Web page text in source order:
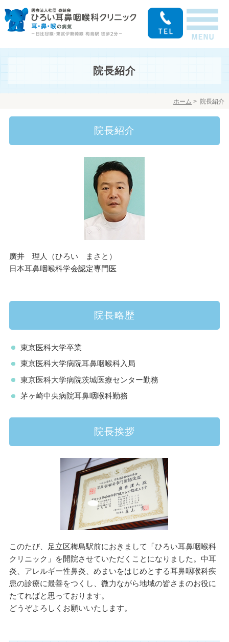
院長紹介
ホーム > 院長紹介
院長紹介
廣井 理人（ひろい まさと）
日本耳鼻咽喉科学会認定専門医
院長略歴
東京医科大学卒業
東京医科大学病院耳鼻咽喉科入局
東京医科大学病院茨城医療センター勤務
茅ヶ崎中央病院耳鼻咽喉科勤務
院長挨拶
このたび、足立区梅島駅前におきまして「ひろい耳鼻咽喉科
クリニック」を開院させていただくことになりました。中耳
炎、アレルギー性鼻炎、めまいをはじめとする耳鼻咽喉科疾
患の診療に最善をつくし、微力ながら地域の皆さまのお役に
たてればと思っております。
どうぞよろしくお願いいたします。